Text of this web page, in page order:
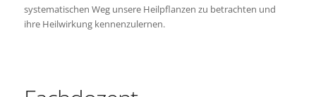
systematischen Weg unsere Heilpflanzen zu betrachten und
ihre Heilwirkung kennenzulernen.